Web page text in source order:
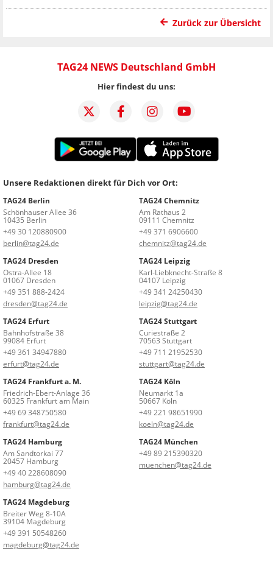
Zurück zur Übersicht
TAG24 NEWS Deutschland GmbH
Hier findest du uns:
Unsere Redaktionen direkt für Dich vor Ort:
TAG24 Berlin
Schönhauser Allee 36
10435 Berlin
+49 30 120880900
berlin@tag24.de
TAG24 Chemnitz
Am Rathaus 2
09111 Chemnitz
+49 371 6906600
chemnitz@tag24.de
TAG24 Dresden
Ostra-Allee 18
01067 Dresden
+49 351 888-2424
dresden@tag24.de
TAG24 Leipzig
Karl-Liebknecht-Straße 8
04107 Leipzig
+49 341 24250430
leipzig@tag24.de
TAG24 Erfurt
Bahnhofstraße 38
99084 Erfurt
+49 361 34947880
erfurt@tag24.de
TAG24 Stuttgart
Curiestraße 2
70563 Stuttgart
+49 711 21952530
stuttgart@tag24.de
TAG24 Frankfurt a. M.
Friedrich-Ebert-Anlage 36
60325 Frankfurt am Main
+49 69 348750580
frankfurt@tag24.de
TAG24 Köln
Neumarkt 1a
50667 Köln
+49 221 98651990
koeln@tag24.de
TAG24 Hamburg
Am Sandtorkai 77
20457 Hamburg
+49 40 228608090
hamburg@tag24.de
TAG24 München
+49 89 215390320
muenchen@tag24.de
TAG24 Magdeburg
Breiter Weg 8-10A
39104 Magdeburg
+49 391 50548260
magdeburg@tag24.de